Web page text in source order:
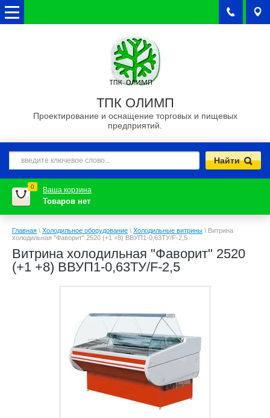
ТПК ОЛИМП
Проектирование и оснащение торговых и пищевых
предприятий.
0 Ваша корзина
Товаров нет
Главная \ Холодильное оборудование \ Холодильные витрины \ Витрина
холодильная "Фаворит" 2520 (+1 +8) ВВУП1-0,63ТУ/F-2,5
Витрина холодильная "Фаворит" 2520
(+1 +8) ВВУП1-0,63ТУ/F-2,5